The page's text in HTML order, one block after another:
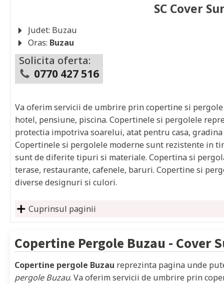
SC Cover
Judet: Buzau
Oras: Buzau
Solicita oferta:
0770 427 516
Va oferim servicii de umbrire prin copertine si
hotel, pensiune, piscina. Copertinele si pergolele
protectia impotriva soarelui, atat pentru casa,
Copertinele si pergolele moderne sunt rezistente in
sunt de diferite tipuri si materiale. Copertina si
terase, restaurante, cafenele, baruri. Copertine si
diverse designuri si culori.
Cuprinsul paginii
Copertine Pergole Buzau - Cover
Copertine pergole Buzau reprezinta pagina unde
pergole Buzau. Va oferim servicii de umbrire prin